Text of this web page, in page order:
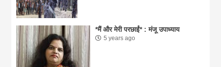
*मैं और मेरी परछाईं* : मंजू उपाध्याय
5 years ago